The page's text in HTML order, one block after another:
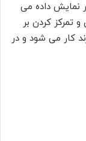
نمایش داده می
تمرکز کردن بر
کار می شود و در